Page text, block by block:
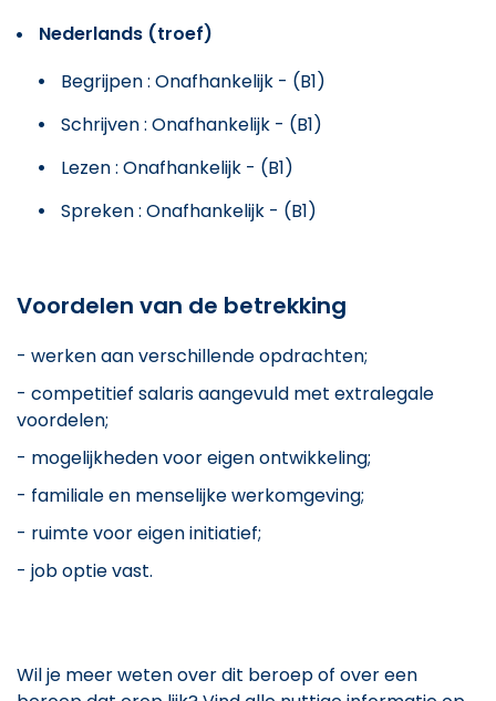
Nederlands (troef)
Begrijpen : Onafhankelijk - (B1)
Schrijven : Onafhankelijk - (B1)
Lezen : Onafhankelijk - (B1)
Spreken : Onafhankelijk - (B1)
Voordelen van de betrekking
- werken aan verschillende opdrachten;
- competitief salaris aangevuld met extralegale
voordelen;
- mogelijkheden voor eigen ontwikkeling;
- familiale en menselijke werkomgeving;
- ruimte voor eigen initiatief;
- job optie vast.
Wil je meer weten over dit beroep of over een